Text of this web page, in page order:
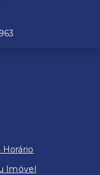
Imóvel